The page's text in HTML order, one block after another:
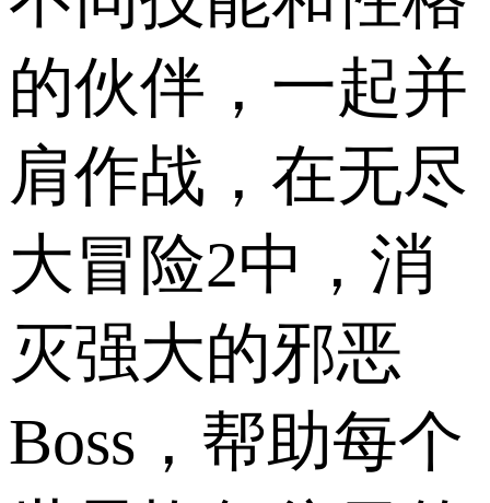
的伙伴，一起并
肩作战，在无尽
大冒险2中，消
灭强大的邪恶
Boss，帮助每个